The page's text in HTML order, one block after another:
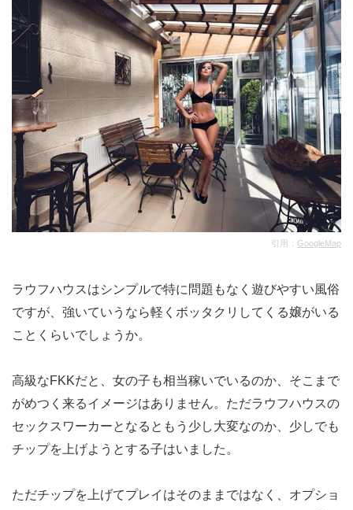
引用： GoogleMap
ラウフハウスはシンプルで特に問題もなく遊びやすい風俗
ですが、強いていうなら軽くボッタクリしてくる嬢がいる
ことくらいでしょうか。
高級なFKKだと、女の子も相当稼いでいるのか、そこまで
がめつく来るイメージはありません。ただラウフハウスの
セックスワーカーとなるともう少し大変なのか、少しでも
チップを上げようとする子はいました。
ただチップを上げてプレイはそのままではなく、オプショ